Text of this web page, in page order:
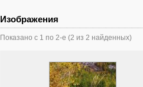
Изображения
Показано с 1 по 2-е (2 из 2 найденных)